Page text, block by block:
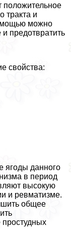
положительное
тpaкта и
можно
предотвратить
свойства:
ягоды данного
в период
высокую
и ревматизме.
общее
простудных